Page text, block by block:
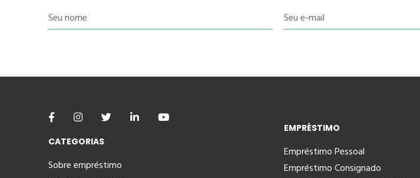
Seu nome Seu e-mail
CATEGORIAS
Sobre empréstimo
EMPRÉSTIMO
Empréstimo Pessoal
Empréstimo Consignado